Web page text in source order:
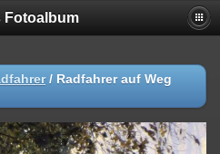
Fotoalbum
/ Radfahrer auf Weg